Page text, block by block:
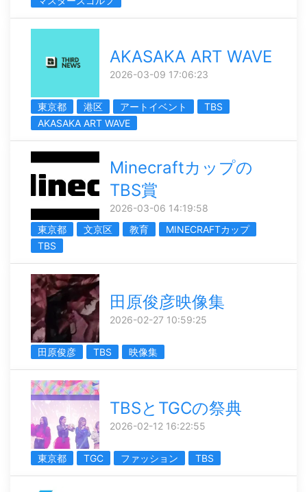
AKASAKA ART WAVE
2026-03-09 17:06:23
東京都 港区 アートイベント
TBS
AKASAKA ART WAVE
Minecraftカップの
TBS賞
2026-03-06 14:19:58
東京都
文京区 教育
MINECRAFTカップ
TBS
田原俊彦映像集
2026-02-27 10:59:25
田原俊彦 TBS 映像集
TBSとTGCの祭典
2026-02-12 16:22:55
東京都 TGC ファッション TBS